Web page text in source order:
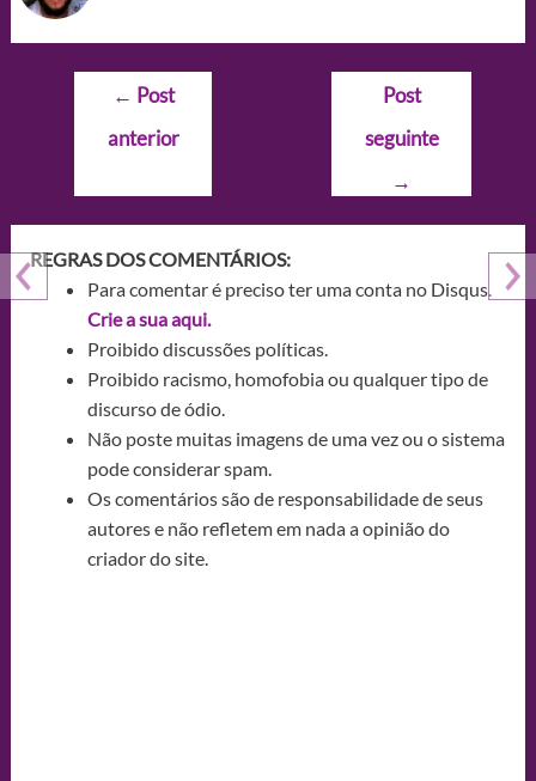
Navegação
Post
← Post
anterior
Post
seguinte
→
REGRAS DOS COMENTÁRIOS:
Para comentar é preciso ter uma conta no Disqus.
Crie a sua aqui.
Proibido discussões políticas.
Proibido racismo, homofobia ou qualquer tipo de
discurso de ódio.
Não poste muitas imagens de uma vez ou o sistema
pode considerar spam.
Os comentários são de responsabilidade de seus
autores e não refletem em nada a opinião do
criador do site.